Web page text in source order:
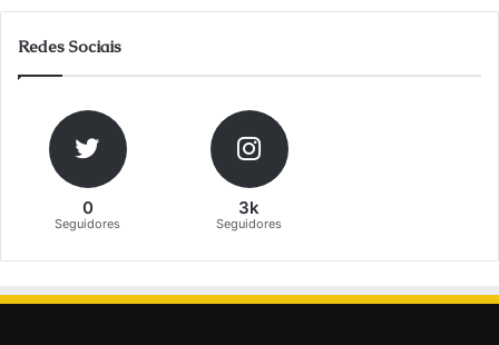
Redes Sociais
0
Seguidores
3k
Seguidores